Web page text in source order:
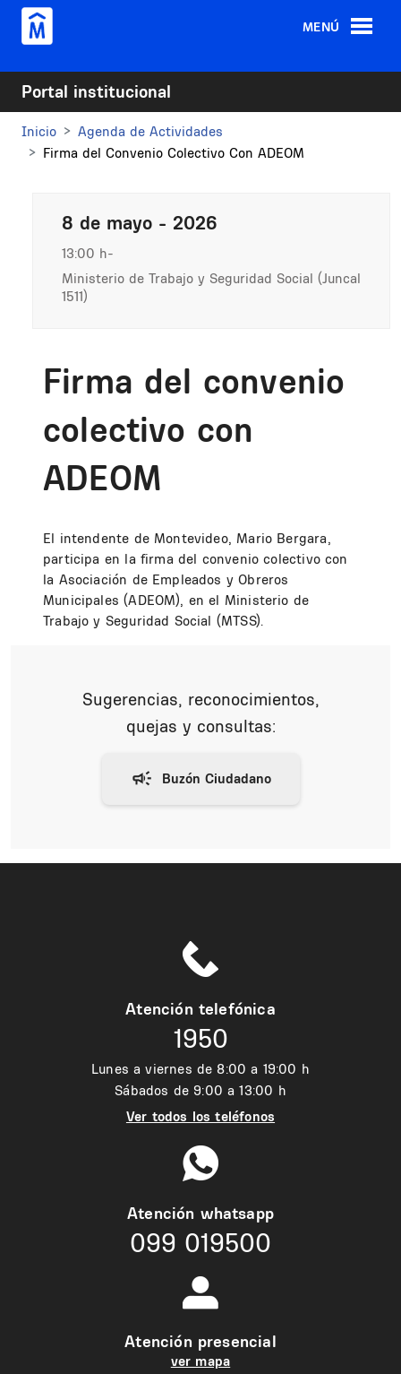
Pasar al contenido principal
MENÚ
Portal institucional
Inicio
Agenda de Actividades
Firma del Convenio Colectivo Con ADEOM
8 de mayo - 2026
13:00 h
Ministerio de Trabajo y Seguridad Social (Juncal
1511)
Firma del convenio
colectivo con
ADEOM
El intendente de Montevideo, Mario Bergara,
participa en la firma del convenio colectivo con
la Asociación de Empleados y Obreros
Municipales (ADEOM), en el Ministerio de
Trabajo y Seguridad Social (MTSS).
Sugerencias, reconocimientos,
quejas y consultas:
Atención telefónica
1950
Lunes a viernes de 8:00 a 19:00 h
Sábados de 9:00 a 13:00 h
Ver todos los teléfonos
Atención whatsapp
099 019500
Atención presencial
ver mapa